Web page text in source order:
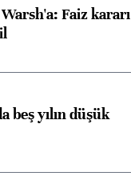
Faiz kararı
beş yılın düşük